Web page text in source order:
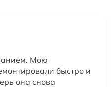
Мою
быстро и
она снова